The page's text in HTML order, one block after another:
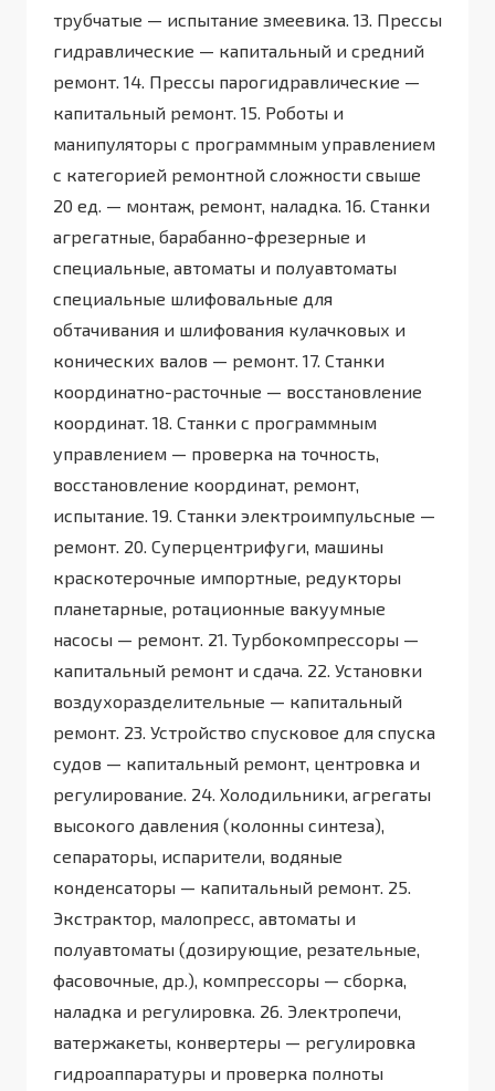
трубчатые — испытание змеевика. 13. Прессы
гидравлические — капитальный и средний
ремонт. 14. Прессы парогидравлические —
капитальный ремонт. 15. Роботы и
манипуляторы с программным управлением
с категорией ремонтной сложности свыше
20 ед. — монтаж, ремонт, наладка. 16. Станки
агрегатные, барабанно-фрезерные и
специальные, автоматы и полуавтоматы
специальные шлифовальные для
обтачивания и шлифования кулачковых и
конических валов — ремонт. 17. Станки
координатно-расточные — восстановление
координат. 18. Станки с программным
управлением — проверка на точность,
восстановление координат, ремонт,
испытание. 19. Станки электроимпульсные —
ремонт. 20. Суперцентрифуги, машины
краскотерочные импортные, редукторы
планетарные, ротационные вакуумные
насосы — ремонт. 21. Турбокомпрессоры —
капитальный ремонт и сдача. 22. Установки
воздухоразделительные — капитальный
ремонт. 23. Устройство спусковое для спуска
судов — капитальный ремонт, центровка и
регулирование. 24. Холодильники, агрегаты
высокого давления (колонны синтеза),
сепараторы, испарители, водяные
конденсаторы — капитальный ремонт. 25.
Экстрактор, малопресс, автоматы и
полуавтоматы (дозирующие, резательные,
фасовочные, др.), компрессоры — сборка,
наладка и регулировка. 26. Электропечи,
ватержакеты, конвертеры — регулировка
гидроаппаратуры и проверка полноты